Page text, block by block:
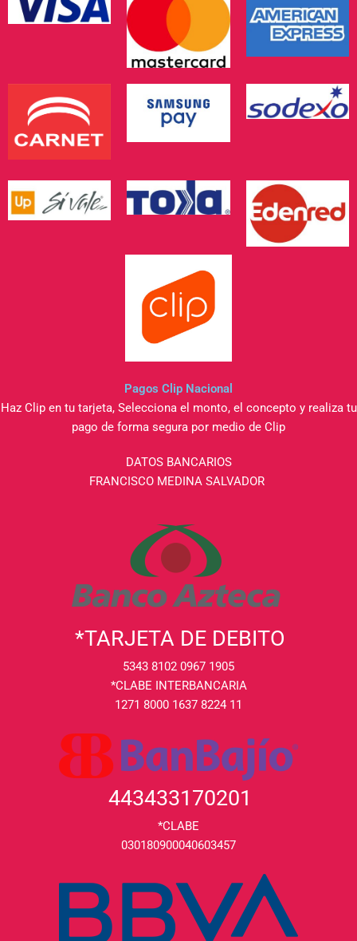
Pagos Clip Nacional
Haz Clip en tu tarjeta, Selecciona el monto, el concepto y realiza tu
pago de forma segura por medio de Clip
DATOS BANCARIOS
FRANCISCO MEDINA SALVADOR
*TARJETA DE DEBITO
5343 8102 0967 1905
*CLABE INTERBANCARIA
1271 8000 1637 8224 11
443433170201
*CLABE
030180900040603457